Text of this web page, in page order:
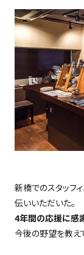
新橋でのスタッフ
伝いいただいた。
4年間の応援に感
今後の野望を教え